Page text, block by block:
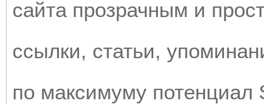
сайта прозрачным и
ссылки, статьи,
по максимуму потенциал